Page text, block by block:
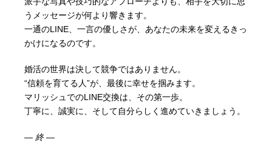
うメッセージが何より響きます。
一通のLINE、一言の優しさが、あなたの未来を変えるきっ
かけになるのです。
婚活の世界は決して競争ではありません。
“信頼を育てる人”が、最後に幸せを掴みます。
マリッシュでのLINE交換は、その第一歩。
丁寧に、誠実に、そして自分らしく進めていきましょう。
― 終 ―